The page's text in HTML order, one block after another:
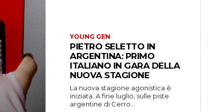
YOUNG GEN
PIETRO SELETTO IN
ARGENTINA: PRIMO
ITALIANO IN GARA DELLA
NUOVA STAGIONE
La nuova stagione agonistica è
iniziata. A fine luglio, sulle piste
argentine di Cerro...